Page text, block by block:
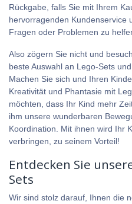
Rückgabe, falls Sie mit Ihrem
hervorragenden Kundenservice
Fragen oder Problemen zu
Also zögern Sie nicht und
beste Auswahl an Lego-Sets
Machen Sie sich und Ihren
Kreativität und Phantasie mit
möchten, dass Ihr Kind mehr
ihm unsere wunderbaren
Koordination . Mit ihnen wird Ihr
verbringen, zu seinem Vorteil!
Entdecken Sie
Sets
Wir sind stolz darauf, Ihnen die